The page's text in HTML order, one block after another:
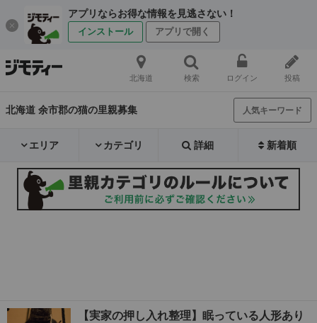
アプリならお得な情報を見逃さない！
インストール アプリで開く
北海道 検索 ログイン 投稿
北海道 余市郡の猫の里親募集 人気キーワード
エリア カテゴリ 詳細 新着順
【実家の押し入れ整理】眠っている人形あり